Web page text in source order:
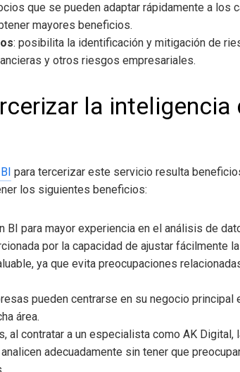
que se pueden adaptar rápidamente a los
mayores beneficios.
: posibilita la identificación y mitigación de
y otros riesgos empresariales.
la inteligencia
para tercerizar este servicio resulta
los siguientes beneficios:
BI para mayor experiencia en el análisis de
por la capacidad de ajustar fácilmente
ya que evita preocupaciones
pueden centrarse en su negocio principal
área.
al contratar a un especialista como AK
adecuadamente sin tener que